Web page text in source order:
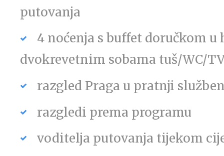
putovanja
4 noćenja s buffet doručkom
dvokrevetnim sobama tuš/WC/
razgled Praga u pratnji
razgledi prema programu
voditelja putovanja tijekom